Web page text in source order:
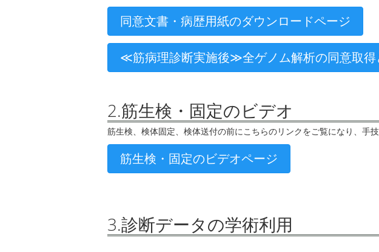
同意文書・病歴用紙のダウンロードページ
≪筋病理診断実施後≫全ゲノム解析の同意取得
2.筋生検・固定のビデオ
筋生検、検体固定、検体送付の前にこちらのリンクをご覧になり、手
筋生検・固定のビデオページ
3.診断データの学術利用